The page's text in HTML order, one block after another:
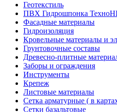
Геотекстиль
ПВХ Гидрошпонка
Фасадные материалы
Гидроизоляция
Кровельные материалы и
Грунтовочные составы
Древесно-плитные
Заборы и ограждения
Инструменты
Крепеж
Листовые материалы
Сетка арматурные ( в
Сетки базальтовые